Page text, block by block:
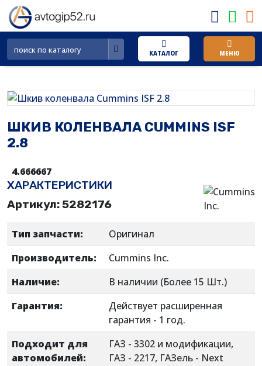
Главное
меню
Оплата
листы
Гарантия
обмен
О
компании
Контакты
Отзывы
Документы
КАТАЛОГ МЕНЮ
ШКИВ КОЛЕНВАЛА CUMMINS ISF
2.8
4.666667
ХАРАКТЕРИСТИКИ
Артикул: 5282176
Тип запчасти:
Оригинал
Производитель:
Cummins Inc.
Наличие:
В наличии (Более 15 Шт.)
Гарантия:
Действует расширенная
гарантия - 1 год.
Подходит для
автомобилей:
ГАЗ - 3302 и модификации,
ГАЗ - 2217, ГАЗель - Next